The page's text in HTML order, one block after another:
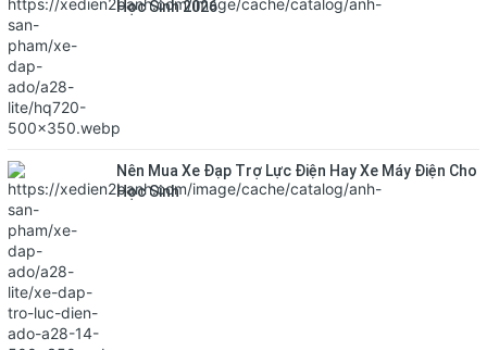
Học Sinh 2026
Nên Mua Xe Đạp Trợ Lực Điện Hay Xe Máy Điện Cho
Học Sinh